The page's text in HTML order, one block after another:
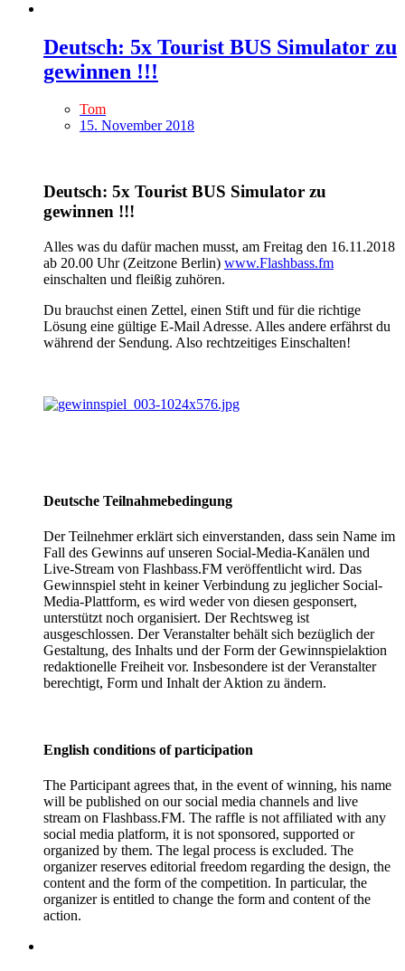
Deutsch: 5x Tourist BUS Simulator zu
gewinnen !!!
Tom
15. November 2018
Deutsch: 5x Tourist BUS Simulator zu
gewinnen !!!
Alles was du dafür machen musst, am Freitag den 16.11.2018
ab 20.00 Uhr (Zeitzone Berlin) www.Flashbass.fm
einschalten und fleißig zuhören.
Du brauchst einen Zettel, einen Stift und für die richtige
Lösung eine gültige E-Mail Adresse. Alles andere erfährst du
während der Sendung. Also rechtzeitiges Einschalten!
Deutsche Teilnahmebedingung
Der Teilnehmer erklärt sich einverstanden, dass sein Name im
Fall des Gewinns auf unseren Social-Media-Kanälen und
Live-Stream von Flashbass.FM veröffentlicht wird. Das
Gewinnspiel steht in keiner Verbindung zu jeglicher Social-
Media-Plattform, es wird weder von diesen gesponsert,
unterstützt noch organisiert. Der Rechtsweg ist
ausgeschlossen. Der Veranstalter behält sich bezüglich der
Gestaltung, des Inhalts und der Form der Gewinnspielaktion
redaktionelle Freiheit vor. Insbesondere ist der Veranstalter
berechtigt, Form und Inhalt der Aktion zu ändern.
English conditions of participation
The Participant agrees that, in the event of winning, his name
will be published on our social media channels and live
stream on Flashbass.FM. The raffle is not affiliated with any
social media platform, it is not sponsored, supported or
organized by them. The legal process is excluded. The
organizer reserves editorial freedom regarding the design, the
content and the form of the competition. In particular, the
organizer is entitled to change the form and content of the
action.